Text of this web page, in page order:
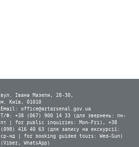
вул. Івана Мазепи, 28-30,
м. Київ, 01010
Email: office@artarsenal.gov.ua
Т/Ф: +38 (067) 900 14 33 (для звернень: пн-
пт | for public inquiries: Mon–Fri), +38
(098) 416 40 63 (для запису на екскурсії:
ср-нд | for booking guided tours: Wed–Sun)
(Viber, WhatsApp)